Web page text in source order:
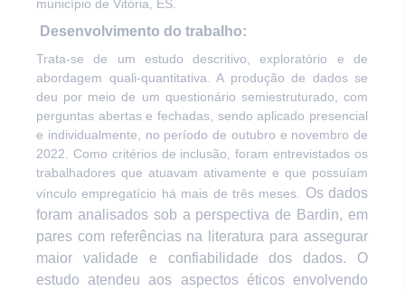
município de Vitória, ES.
Desenvolvimento do trabalho:
Trata-se de um estudo descritivo, exploratório e de
abordagem quali-quantitativa. A produção de dados se
deu por meio de um questionário semiestruturado, com
perguntas abertas e fechadas, sendo aplicado presencial
e individualmente, no período de outubro e novembro de
2022. Como critérios de inclusão, foram entrevistados os
trabalhadores que atuavam ativamente e que possuíam
vínculo empregatício há mais de três meses.
Os dados
foram analisados sob a perspectiva de Bardin, em
pares com referências na literatura para assegurar
maior validade e confiabilidade dos dados. O
estudo atendeu aos aspectos éticos envolvendo